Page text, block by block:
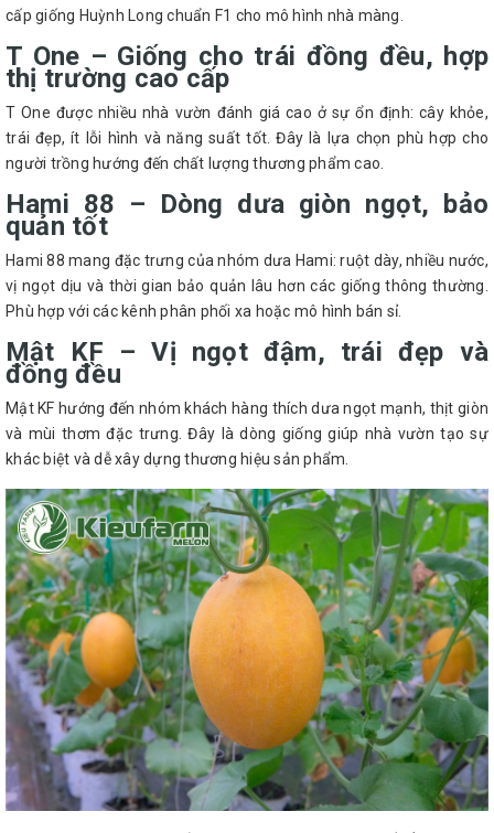
cấp giống Huỳnh Long chuẩn F1 cho mô hình nhà màng.
T One – Giống cho trái đồng đều, hợp
thị trường cao cấp
T One được nhiều nhà vườn đánh giá cao ở sự ổn định: cây khỏe,
trái đẹp, ít lỗi hình và năng suất tốt. Đây là lựa chọn phù hợp cho
người trồng hướng đến chất lượng thương phẩm cao.
Hami 88 – Dòng dưa giòn ngọt, bảo
quản tốt
Hami 88 mang đặc trưng của nhóm dưa Hami: ruột dày, nhiều nước,
vị ngọt dịu và thời gian bảo quản lâu hơn các giống thông thường.
Phù hợp với các kênh phân phối xa hoặc mô hình bán sỉ.
Mật KF – Vị ngọt đậm, trái đẹp và
đồng đều
Mật KF hướng đến nhóm khách hàng thích dưa ngọt mạnh, thịt giòn
và mùi thơm đặc trưng. Đây là dòng giống giúp nhà vườn tạo sự
khác biệt và dễ xây dựng thương hiệu sản phẩm.